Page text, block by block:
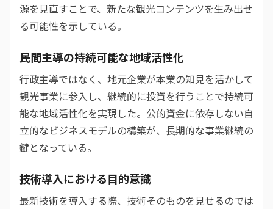
源を見直すことで、新たな観光コンテンツを生み出せ
る可能性を示している。
民間主導の持続可能な地域活性化
行政主導ではなく、地元企業が本業の知見を活かして
観光事業に参入し、継続的に投資を行うことで持続可
能な地域活性化を実現した。公的資金に依存しない自
立的なビジネスモデルの構築が、長期的な事業継続の
鍵となっている。
技術導入における目的意識
最新技術を導入する際、技術そのものを見せるのでは